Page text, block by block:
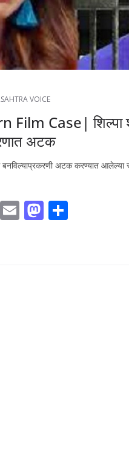
VOICE
Case| शिल्पा
अटक
अटक करण्यात आलेल्या
C E M